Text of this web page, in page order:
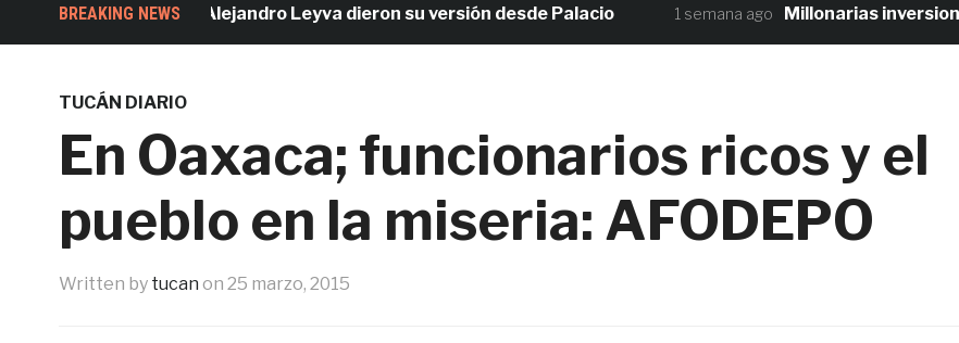
BREAKING NEWS
Acusados por Alejandro Leyva dieron su versión desde Palacio 1 semana ago Millonarias inversiones
TUCÁN DIARIO
En Oaxaca; funcionarios ricos y el
pueblo en la miseria: AFODEPO
Written by tucan on 25 marzo, 2015